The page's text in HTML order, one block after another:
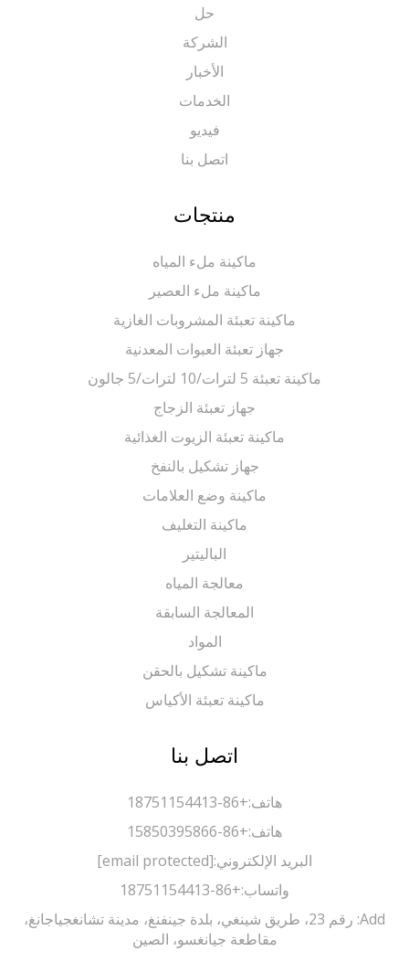
الشركة
الخدمات
اتصل بنا
منتجات
ماكينة ملء المياه
ماكينة ملء العصير
ماكينة تعبئة المشروبات الغازية
جهاز تعبئة العبوات المعدنية
ماكينة تعبئة 5 لترات/10 لترات/5 جالون
جهاز تعبئة الزجاج
ماكينة تعبئة الزيوت الغذائية
جهاز تشكيل بالنفخ
ماكينة وضع العلامات
ماكينة التغليف
الباليتير
معالجة المياه
المعالجة السابقة
ماكينة تشكيل بالحقن
ماكينة تعبئة الأكياس
اتصل بنا
+86-18751154413
+86-15850395866
البريد الإلكتروني:[email protected]
واتساب:+86-18751154413
Add: رقم 23، طريق شينغي، بلدة جينفنغ، مدينة تشانغجياجانغ،
مقاطعة جيانغسو، الصين